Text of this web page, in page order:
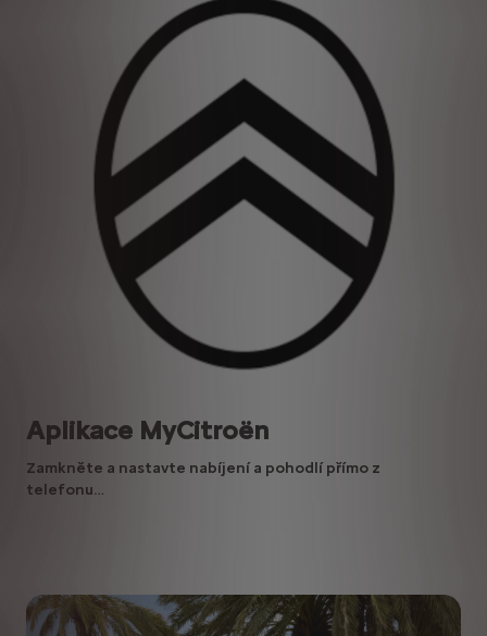
Aplikace MyCitroën
Zamkněte a nastavte nabíjení a pohodlí přímo z
telefonu…